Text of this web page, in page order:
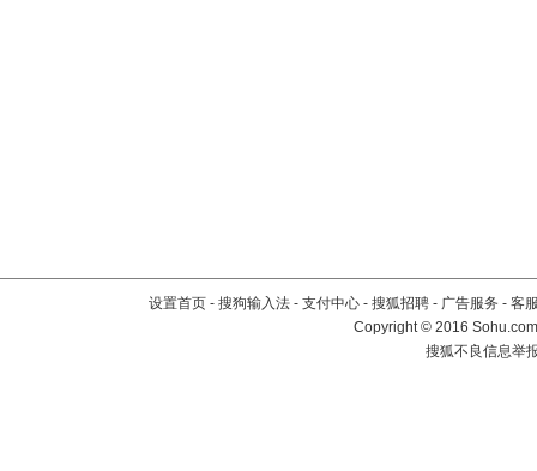
设置首页 - 搜狗输入法 - 支付中心 - 搜狐招聘 - 广告服务 - 客
Copyright©2016
搜狐不良信息举